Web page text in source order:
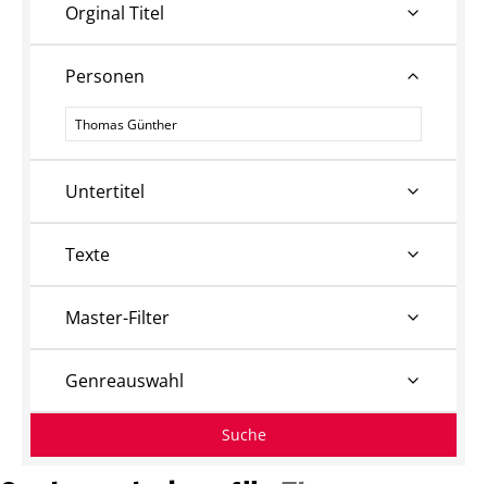
Orginal Titel
Personen
Personen
Untertitel
Texte
Master-Filter
Genreauswahl
Suche